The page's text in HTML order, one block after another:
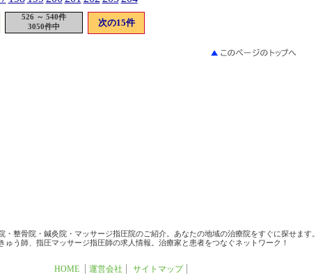
526 ～ 540件
3050件中
次の15件
・整骨院・鍼灸院・マッサージ指圧院のご紹介。あなたの地域の治療院をすぐに探せます。
ゅう師、指圧マッサージ指圧師の求人情報。治療家と患者をつなぐネットワーク！
HOME 運営会社 サイトマップ